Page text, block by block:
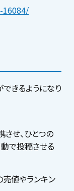
きるようになり
せ、ひとつの
で投稿させる
売値やランキン